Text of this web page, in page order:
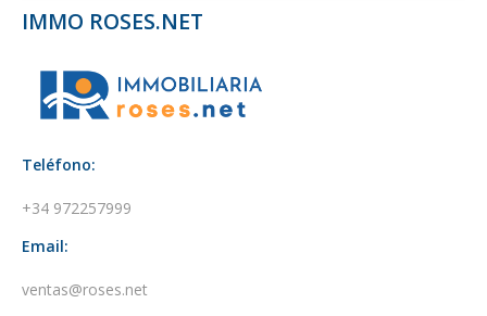
IMMO ROSES.NET
Teléfono:
+34 972257999
Email:
ventas@roses.net